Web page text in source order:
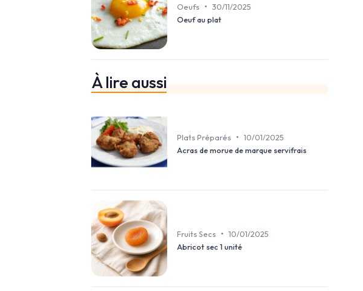
Oeufs • 30/11/2025
Oeuf au plat
À lire aussi
Plats Préparés • 10/01/2025
Acras de morue de marque servifrais
Fruits Secs • 10/01/2025
Abricot sec 1 unité